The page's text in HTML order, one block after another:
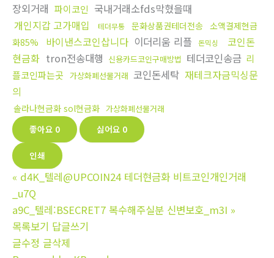
장외거래 파이코인 국내거래소fds막혔을때
개인지갑 고가매입
테더무통 문화상품권테더전송 소액결제현금
화85%
바이낸스코인삽니다 이더리움 리플 돈믹싱
코인돈
현금화 tron전송대행 신용카드코인구매방법 테더코인송금 리
플코인파는곳 가상화폐선물거래 코인돈세탁 재테크자금믹싱문
의
솔라나현금화 sol현금화 가상화폐선물거래
좋아요 0 싫어요 0
인쇄
« d4K_텔레@UPCOIN24 테더현금화 비트코인개인거래
_u7Q
a9C_텔레:BSECRET7 복수해주실분 신변보호_m3I »
목록보기 답글쓰기
글수정 글삭제